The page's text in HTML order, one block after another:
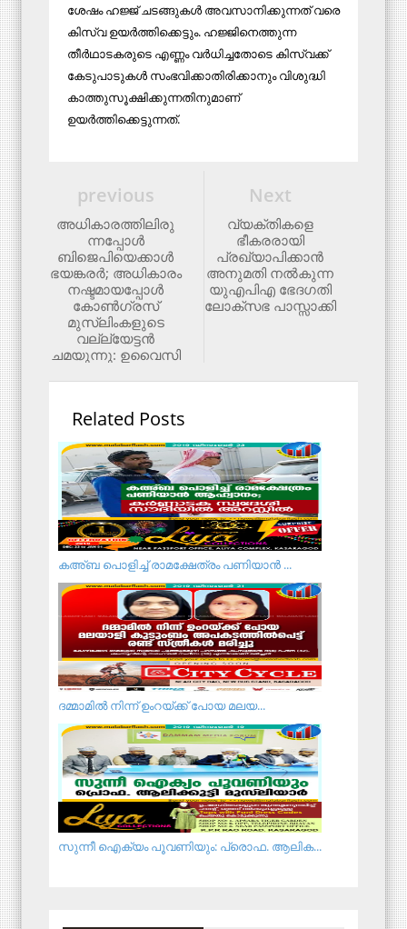
ശേഷം ഹജ്ജ് ചടങ്ങുകള്‍ അവസാനിക്കുന്നത് വരെ
കിസ്‌വ ഉയര്‍ത്തിക്കെട്ടും. ഹജ്ജിനെത്തുന്ന
തീര്‍ഥാടകരുടെ എണ്ണം വര്‍ധിച്ചതോടെ കിസ്‌വക്ക്
കേടുപാടുകള്‍ സംഭവിക്കാതിരിക്കാനും വിശുദ്ധി
കാത്തുസൂക്ഷിക്കുന്നതിനുമാണ്
ഉയര്‍ത്തിക്കെട്ടുന്നത്.
Next
വ്യക്തികളെ
ഭീകരരായി
പ്രഖ്യാപിക്കാന്‍
അനുമതി നല്‍കുന്ന
യുഎപിഎ ഭേദഗതി
ലോക്‌സഭ പാസ്സാക്കി
previous
അധികാരത്തിലിരു
ന്നപ്പോള്‍
ബിജെപിയെക്കാള്‍
ഭയങ്കരര്‍; അധികാരം
നഷ്ടമായപ്പോള്‍
കോണ്‍ഗ്രസ്
മുസ്‌ലിംകളുടെ
വല്ല്യേട്ടന്‍
ചമയുന്നു: ഉവൈസി
Related Posts
കഅ്ബ പൊളിച്ച് രാമക്ഷേത്രം പണിയാന്‍ ...
ദമ്മാമില്‍ നിന്ന് ഉംറയ്ക്ക് പോയ മലയ...
സുന്നീ ഐക്യം പൂവണിയും: പ്രൊഫ. ആലിക...